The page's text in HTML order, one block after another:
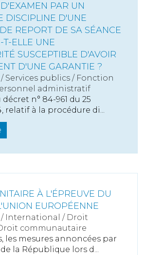
PAR UN
DISCIPLINE D'UNE
REPORT DE SA SÉANCE
T-ELLE UNE
SUSCEPTIBLE D'AVOIR
D'UNE GARANTIE ?
/ Services publics / Fonction
administratif
décret n° 84-961 du 25
relatif à la procédure di...
À L'ÉPREUVE DU
EUROPÉENNE
/ International / Droit
communautaire
les mesures annoncées par
la République lors d...